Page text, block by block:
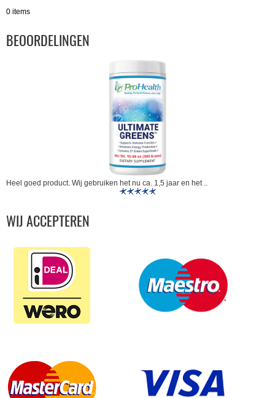
0 items
BEOORDELINGEN
Heel goed product. Wij gebruiken het nu ca. 1,5 jaar en het ..
WIJ ACCEPTEREN